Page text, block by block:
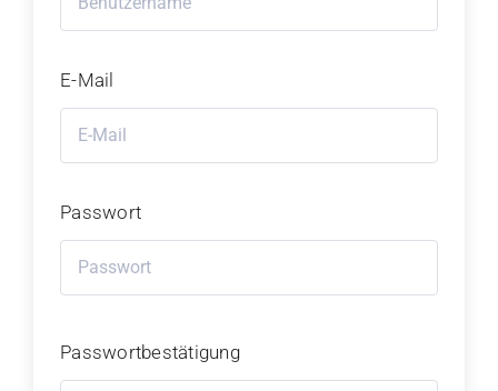
E-Mail
Passwort
Passwortbestätigung